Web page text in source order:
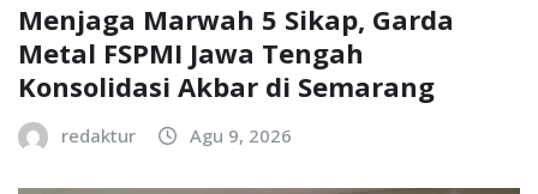
Menjaga Marwah 5 Sikap, Garda
Metal FSPMI Jawa Tengah
Konsolidasi Akbar di Semarang
redaktur Agu 9, 2026